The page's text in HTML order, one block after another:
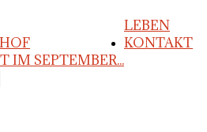
LEBEN
IM SEPTEMBER...
KONTAKT